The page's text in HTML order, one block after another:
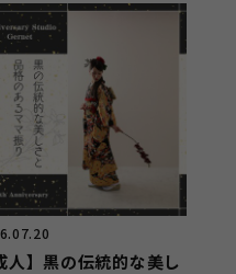
ている方へ
人】黒の伝統的な美し